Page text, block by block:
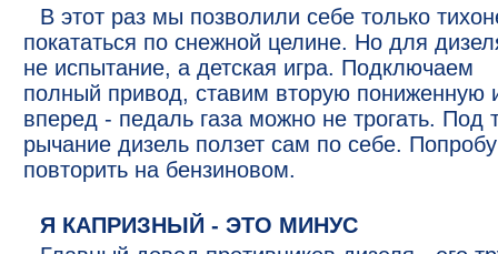
В этот раз мы позволили себе только
покататься по снежной целине. Но для
не испытание, а детская игра. Подключаем
полный привод, ставим вторую пониженную
вперед - педаль газа можно не трогать. Под
рычание дизель ползет сам по себе.
повторить на бензиновом.
Я КАПРИЗНЫЙ - ЭТО МИНУС